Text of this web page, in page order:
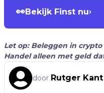
👀Bekijk Finst nu›
Let op: Beleggen in
Handel alleen met geld
door Rutger Kant